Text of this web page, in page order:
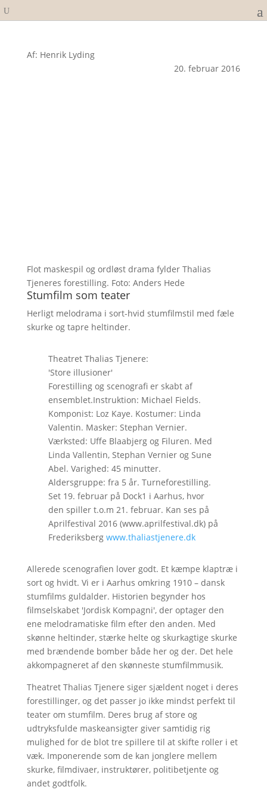
Af: Henrik Lyding
20. februar 2016
Flot maskespil og ordløst drama fylder Thalias
Tjeneres forestilling. Foto: Anders Hede
Stumfilm som teater
Herligt melodrama i sort-hvid stumfilmstil med fæle
skurke og tapre heltinder.
Theatret Thalias Tjenere:
'Store illusioner'
Forestilling og scenografi er skabt af
ensemblet.Instruktion: Michael Fields.
Komponist: Loz Kaye. Kostumer: Linda
Valentin. Masker: Stephan Vernier.
Værksted: Uffe Blaabjerg og Filuren. Med
Linda Vallentin, Stephan Vernier og Sune
Abel. Varighed: 45 minutter.
Aldersgruppe: fra 5 år. Turneforestilling.
Set 19. februar på Dock1 i Aarhus, hvor
den spiller t.o.m 21. februar. Kan ses på
Aprilfestival 2016 (www.aprilfestival.dk) på
Frederiksberg www.thaliastjenere.dk
Allerede scenografien lover godt. Et kæmpe klaptræ i
sort og hvidt. Vi er i Aarhus omkring 1910 – dansk
stumfilms guldalder. Historien begynder hos
filmselskabet 'Jordisk Kompagni', der optager den
ene melodramatiske film efter den anden. Med
skønne heltinder, stærke helte og skurkagtige skurke
med brændende bomber både her og der. Det hele
akkompagneret af den skønneste stumfilmmusik.
Theatret Thalias Tjenere siger sjældent noget i deres
forestillinger, og det passer jo ikke mindst perfekt til
teater om stumfilm. Deres brug af store og
udtryksfulde maskeansigter giver samtidig rig
mulighed for de blot tre spillere til at skifte roller i et
væk. Imponerende som de kan jonglere mellem
skurke, filmdivaer, instruktører, politibetjente og
andet godtfolk.